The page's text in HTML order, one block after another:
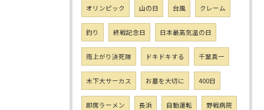
オリンピック 山の日 台風 クレーム
釣り 終戦記念日 日本最高気温の日
雨上がり決死隊 ドキドキする 千葉真一
木下大サーカス お墓を大切に 400日
即席ラーメン 長浜 自動運転 野戦病院